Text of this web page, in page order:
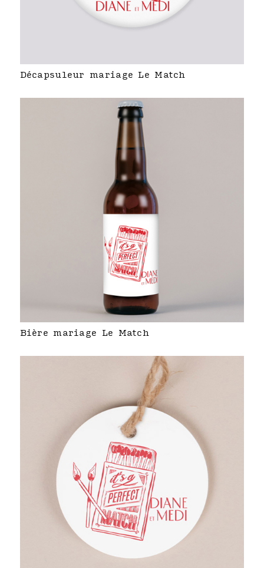
Décapsuleur mariage Le Match
Bière mariage Le Match